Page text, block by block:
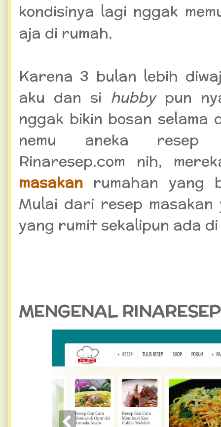
kondisinya lagi nggak
aja di rumah.
Karena 3 bulan lebih
aku dan si hubby pun
nggak bikin bosan selama
nemu aneka resep
Rinaresep.com nih,
masakan rumahan yang
Mulai dari resep
yang rumit sekalipun ada
MENGENAL